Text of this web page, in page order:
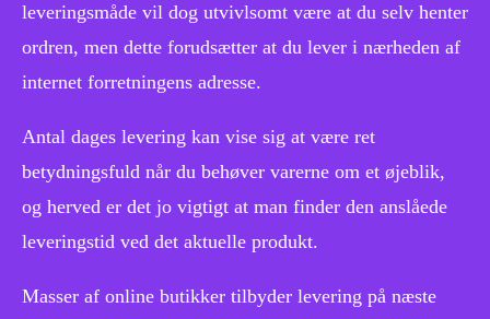
leveringsmåde vil dog utvivlsomt være at du selv henter
ordren, men dette forudsætter at du lever i nærheden af
internet forretningens adresse.
Antal dages levering kan vise sig at være ret
betydningsfuld når du behøver varerne om et øjeblik,
og herved er det jo vigtigt at man finder den anslåede
leveringstid ved det aktuelle produkt.
Masser af online butikker tilbyder levering på næste